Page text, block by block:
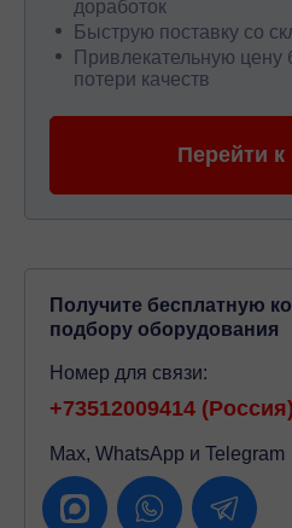
доработок
Быструю поставку со
Привлекательную цену
потери качеств
Перейти
Получите бесплатную
подбору оборудования
Номер для связи:
+73512009414 (Россия)
Max, WhatsApp и Telegram